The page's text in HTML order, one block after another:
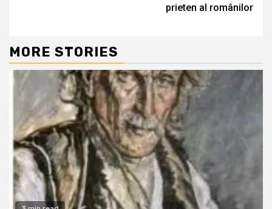
prieten al românilor
MORE STORIES